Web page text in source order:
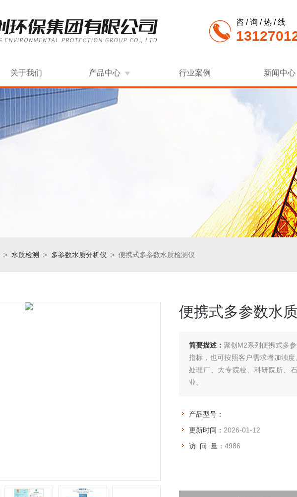
咨 / 询 / 热 / 线
关于我们 产品中心 行业案例 新闻中心
> 水质检测 > 多参数水质分析仪 > 便携式多参数水质检测仪
便携式多参数水
简要描述： 聚创M2系列便携式多
指标，也可按照客户需求增加浊
处理厂、大专院校、科研院所、
业。
产品型号：
更新时间： 2026-01-12
访 问 量： 4986